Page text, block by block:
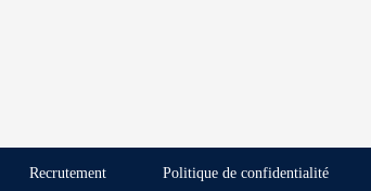
Recrutement Politique de confidentialité